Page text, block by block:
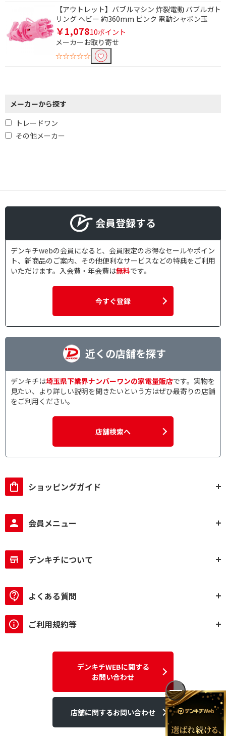
【アウトレット】バブルマシン 炸裂電動 バブルガト
リング ヘビー 約360mm ピンク 電動シャボン玉
￥1,07810ポイント
メーカーお取り寄せ
☆☆☆☆☆
メーカーから探す
トレードワン
その他メーカー
円~
円
会員登録する
デンキチwebの会員になると、会員限定のお得なセールやポイン
ト、新商品のご案内、その他便利なサービスなどの特典をご利用
いただけます。入会費・年会費は無料です。
今すぐ登録
近くの店舗を探す
デンキチは埼玉県下業界ナンバーワンの家電量販店です。実物を
見たい、より詳しい説明を聞きたいという方はぜひ最寄りの店舗
をご利用ください。
店舗検索へ
ショッピングガイド
会員メニュー
デンキチについて
よくある質問
ご利用規約等
デンキチWEBに関する
お問い合わせ
店舗に関するお問い合わせ